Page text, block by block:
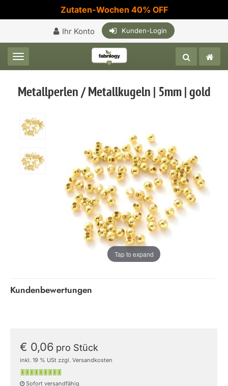
Zutaten-Wochen 40% OFF
Ihr Konto Kunden-Login
Toggle navigation
Metallperlen / Metallkugeln | 5mm | gold
Tap to expand
Kundenbewertungen
€ 0,06 pro Stück
inkl. 19 % USt zzgl. Versandkosten
Sofort versandfähig